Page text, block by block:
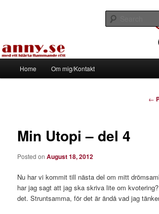
Tapirhen
Home Om mig/Kontakt
←
Min Utopi – del 4
Posted onAugust 18, 2012
Nu har vi kommit till nästa del om mitt
har jag sagt att jag ska skriva lite om
det. Struntsamma, för det är ändå vad jag